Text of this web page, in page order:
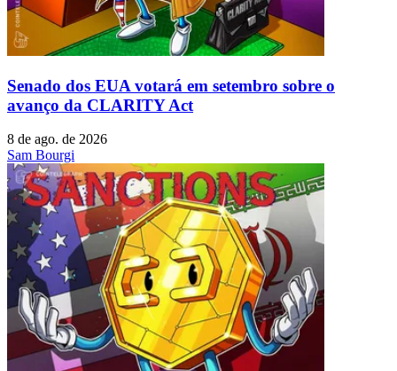
Senado dos EUA votará em setembro sobre o
avanço da CLARITY Act
8 de ago. de 2026
Sam Bourgi